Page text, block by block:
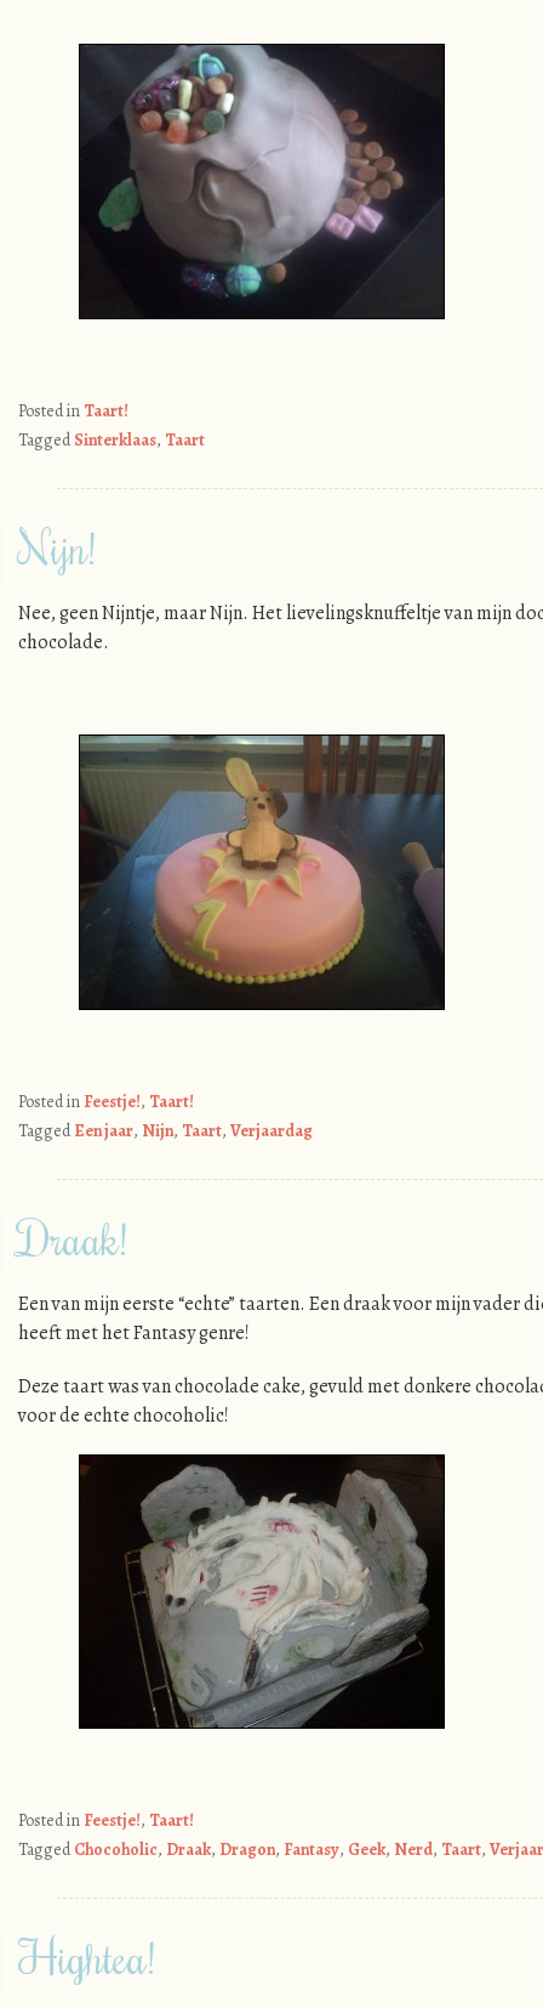
Posted in Taart!
TaggedSinterklaas, Taart
Nijn!
Nee, geen Nijntje, maar Nijn. Het lievelingsknuffeltje van mijn
chocolade.
Posted in Feestje!, Taart!
TaggedEen jaar, Nijn, Taart, Verjaardag
Draak!
Een van mijn eerste “echte” taarten. Een draak voor mijn vader
heeft met het Fantasy genre!
Deze taart was van chocolade cake, gevuld met donkere
voor de echte chocoholic!
Posted in Feestje!, Taart!
TaggedChocoholic, Draak, Dragon, Fantasy, Geek, Nerd, Taart,
Hightea!